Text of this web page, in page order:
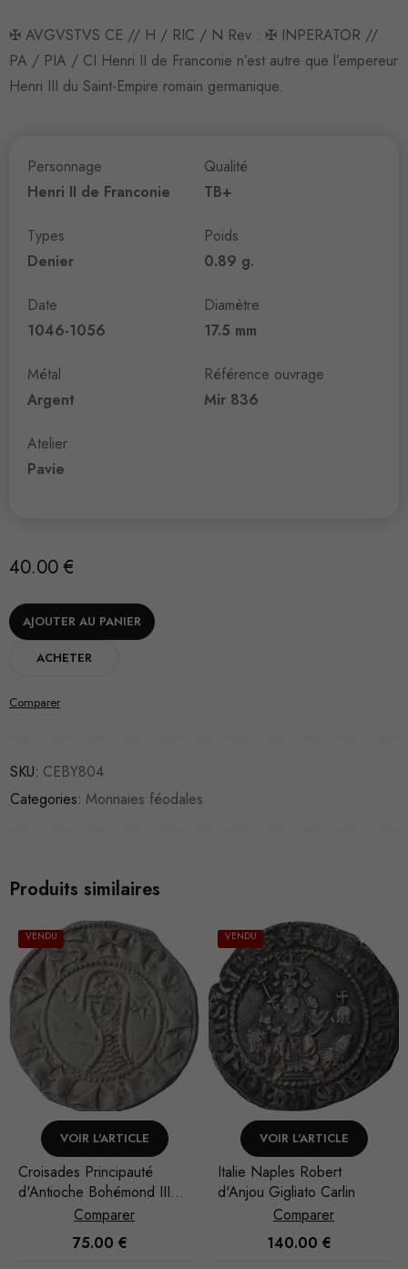
✠ AVGVSTVS CE // H / RIC / N Rev : ✠ INPERATOR //
PA / PIA / CI Henri II de Franconie n’est autre que l’empereur
Henri III du Saint-Empire romain germanique.
Personnage
Henri II de Franconie
Types
Denier
Date
1046-1056
Métal
Argent
Atelier
Pavie
Qualité
TB+
Poids
0.89 g.
Diamètre
17.5 mm
Référence ouvrage
Mir 836
40.00 €
AJOUTER AU PANIER
ACHETER
Comparer
SKU: CEBY804
Categories: Monnaies féodales
Produits similaires
VENDU
VOIR L'ARTICLE
Italie Naples Robert
d'Anjou Gigliato Carlin
Comparer
140.00
VENDU
VOIR L'ARTICLE
Croisades Principauté
d'Antioche Raymond
Roupen Denier
Comparer
150.00
Nécessaire